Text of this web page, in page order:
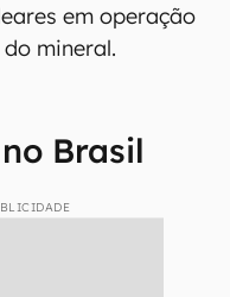
em operação
mineral.
Brasil